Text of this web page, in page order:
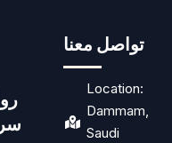
تواصل معنا
Location:
Dammam,
Saudi